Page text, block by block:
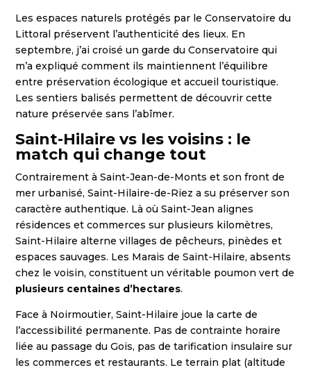
Les espaces naturels protégés par le Conservatoire du
Littoral préservent l’authenticité des lieux. En
septembre, j’ai croisé un garde du Conservatoire qui
m’a expliqué comment ils maintiennent l’équilibre
entre préservation écologique et accueil touristique.
Les sentiers balisés permettent de découvrir cette
nature préservée sans l’abîmer.
Saint-Hilaire vs les voisins : le
match qui change tout
Contrairement à Saint-Jean-de-Monts et son front de
mer urbanisé, Saint-Hilaire-de-Riez a su préserver son
caractère authentique. Là où Saint-Jean alignes
résidences et commerces sur plusieurs kilomètres,
Saint-Hilaire alterne villages de pêcheurs, pinèdes et
espaces sauvages. Les Marais de Saint-Hilaire, absents
chez le voisin, constituent un véritable poumon vert de
plusieurs centaines d’hectares.
Face à Noirmoutier, Saint-Hilaire joue la carte de
l’accessibilité permanente. Pas de contrainte horaire
liée au passage du Gois, pas de tarification insulaire sur
les commerces et restaurants. Le terrain plat (altitude